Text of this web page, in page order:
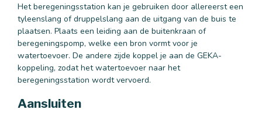
Het beregeningsstation kan je gebruiken door allereerst een
tyleenslang of druppelslang aan de uitgang van de buis te
plaatsen. Plaats een leiding aan de buitenkraan of
beregeningspomp, welke een bron vormt voor je
watertoevoer. De andere zijde koppel je aan de GEKA-
koppeling, zodat het watertoevoer naar het
beregeningsstation wordt vervoerd.
Aansluiten